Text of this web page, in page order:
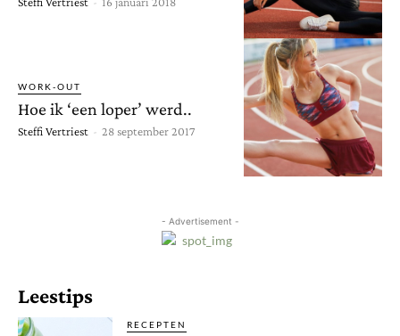
WORK-OUT
Hoe ik ‘een loper’ werd..
Steffi Vertriest - 28 september 2017
- Advertisement -
Leestips
RECEPTEN